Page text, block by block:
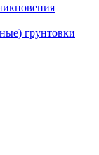
грунтовки